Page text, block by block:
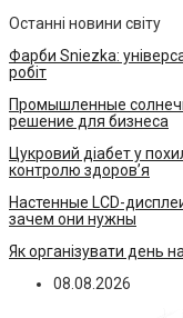
Останні новини світу
Фарби Sniezka:
робіт
Промышленные
решение для бизнеса
Цукровий діабет у
контролю здоров’я
Настенные LCD-
зачем они нужны
Як організувати день
08.08.2026